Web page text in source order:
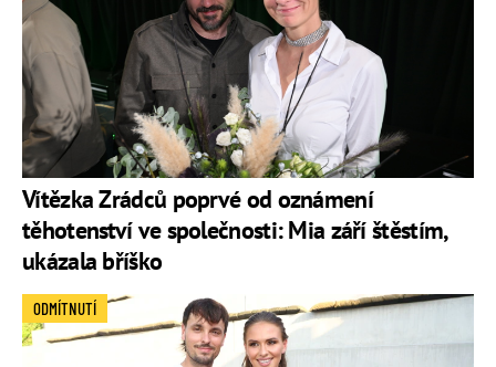
Vítězka Zrádců poprvé od oznámení
těhotenství ve společnosti: Mia září štěstím,
ukázala bříško
ODMÍTNUTÍ